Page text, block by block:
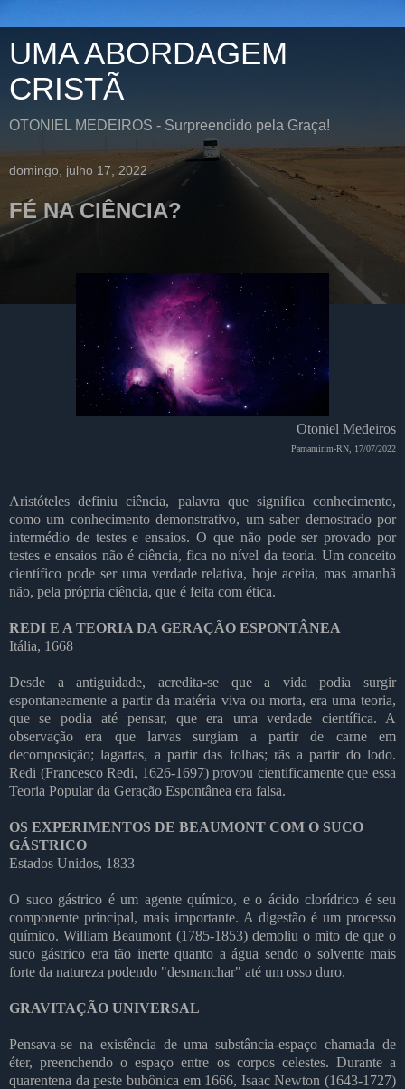
UMA ABORDAGEM
CRISTÃ
OTONIEL MEDEIROS - Surpreendido pela Graça!
domingo, julho 17, 2022
FÉ NA CIÊNCIA?
Otoniel Medeiros
Parnamirim-RN, 17/07/2022
Aristóteles definiu ciência, palavra que significa conhecimento,
como um conhecimento demonstrativo, um saber demostrado por
intermédio de testes e ensaios. O que não pode ser provado por
testes e ensaios não é ciência, fica no nível da teoria. Um conceito
científico pode ser uma verdade relativa, hoje aceita, mas amanhã
não, pela própria ciência, que é feita com ética.
REDI E A TEORIA DA GERAÇÃO ESPONTÂNEA
Itália, 1668
Desde a antiguidade, acredita-se que a vida podia surgir
espontaneamente a partir da matéria viva ou morta, era uma teoria,
que se podia até pensar, que era uma verdade científica. A
observação era que larvas surgiam a partir de carne em
decomposição; lagartas, a partir das folhas; rãs a partir do lodo.
Redi (Francesco Redi, 1626-1697) provou cientificamente que essa
Teoria Popular da Geração Espontânea era falsa.
OS EXPERIMENTOS DE BEAUMONT COM O SUCO
GÁSTRICO
Estados Unidos, 1833
O suco gástrico é um agente químico, e o ácido clorídrico é seu
componente principal, mais importante. A digestão é um processo
químico. William Beaumont (1785-1853) demoliu o mito de que o
suco gástrico era tão inerte quanto a água sendo o solvente mais
forte da natureza podendo "desmanchar" até um osso duro.
GRAVITAÇÃO UNIVERSAL
Pensava-se na existência de uma substância-espaço chamada de
éter, preenchendo o espaço entre os corpos celestes. Durante a
quarentena da peste bubônica em 1666, Isaac Newton (1643-1727)